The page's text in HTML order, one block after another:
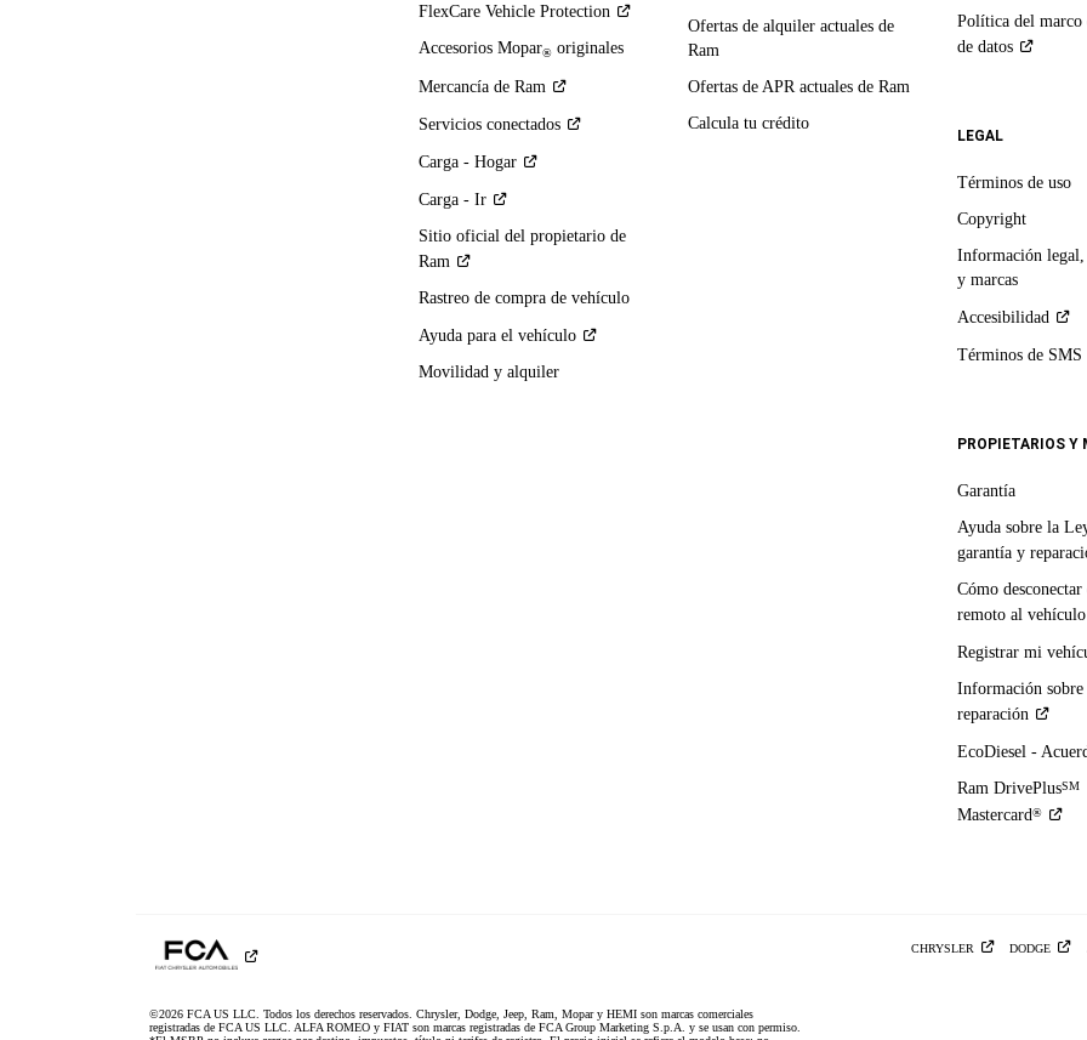
FlexCare Vehicle Protection
Accesorios Mopar® originales
Mercancía de Ram
Servicios conectados
Carga - Hogar
Carga - Ir
Sitio oficial del propietario de
Ram
Rastreo de compra de vehículo
Ayuda para el vehículo
Movilidad y alquiler
Ofertas de alquiler actuales de
Ram
Ofertas de APR actuales de Ram
Calcula tu crédito
Política del marco
dedatos
LEGAL
Términos de uso
Copyright
Información legal,
y marcas
Accesibilidad
Términos de SMS
PROPIETARIOS Y
Garantía
Ayuda sobre la
garantía y
Cómo desconectar
remoto alvehículo
Registrar mi
Información sobre
reparación
EcoDiesel -
Ram DrivePlusSM
Mastercard®
CHRYSLER DODGE
©2026 FCA US LLC. Todos los derechos reservados. Chrysler, Dodge, Jeep, Ram, Mopar y HEMI son marcas comerciales
registradas de FCA US LLC. ALFA ROMEO y FIAT son marcas registradas de FCA Group Marketing S.p.A. y se usan con permiso.